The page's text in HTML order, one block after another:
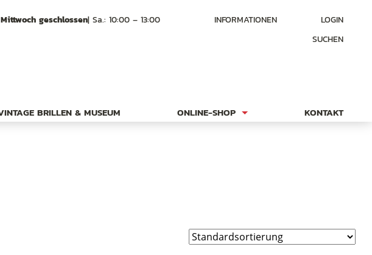
Mittwoch geschlossen| Sa.: 10:00 – 13:00 INFORMATIONEN
LOGIN
SUCHEN
BRILLEN & MUSEUM ONLINE-SHOP KONTAKT